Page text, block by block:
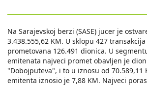
Na Sarajevskoj berzi (SASE) jucer je
3.438.555,62 KM. U sklopu 427
prometovana 126.491 dionica. U
emitenata najveci promet obavljen je
"Dobojputeva", i to u iznosu od 70.589,11
emitenta iznosio je 7,88 KM. Najveci